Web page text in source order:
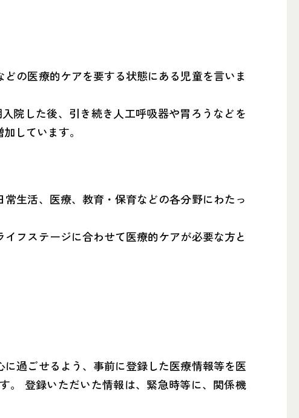
の医療的ケアを要する状態にある児童を言いま
院した後、引き続き人工呼吸器や胃ろうなどを
しています。
生活、医療、教育・保育などの各分野にわたっ
フステージに合わせて医療的ケアが必要な方と
過ごせるよう、事前に登録した医療情報等を医
。 登録いただいた情報は、緊急時等に、関係機